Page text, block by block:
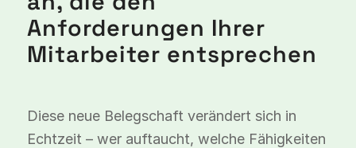
Anforderungen Ihrer
Mitarbeiter entsprechen
Diese neue Belegschaft verändert sich in
Echtzeit – wer auftaucht, welche Fähigkeiten